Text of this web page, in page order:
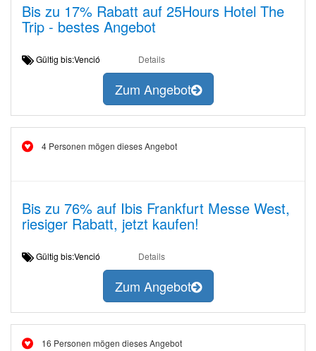
Bis zu 17% Rabatt auf 25Hours Hotel The
Trip - bestes Angebot
Gültig bis:Venció Details
Zum Angebot
4 Personen mögen dieses Angebot
Bis zu 76% auf Ibis Frankfurt Messe West,
riesiger Rabatt, jetzt kaufen!
Gültig bis:Venció Details
Zum Angebot
16 Personen mögen dieses Angebot